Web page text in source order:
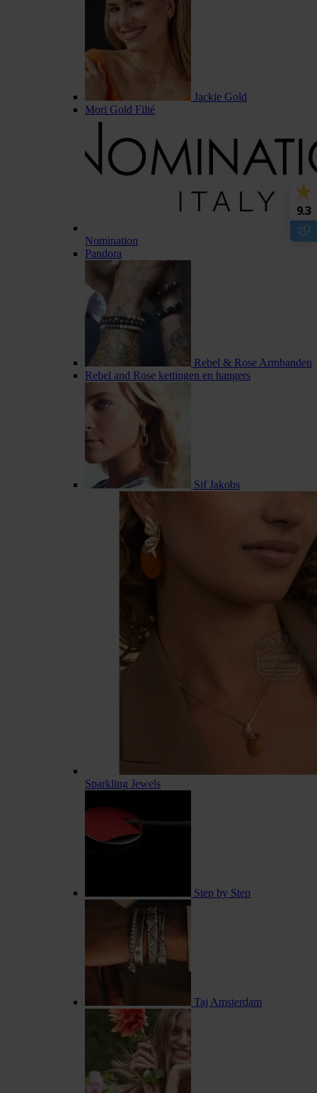
Jackie Gold
Mori Gold Filté
Nomination
Pandora
Rebel & Rose Armbanden
Rebel and Rose kettingen en hangers
Sif Jakobs
Sparkling Jewels
Step by Step
Taj Amsterdam
9.3